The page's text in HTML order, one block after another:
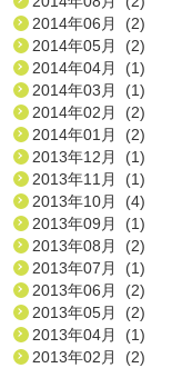
2014年06月 (2)
2014年05月 (2)
2014年04月 (1)
2014年03月 (1)
2014年02月 (2)
2014年01月 (2)
2013年12月 (1)
2013年11月 (1)
2013年10月 (4)
2013年09月 (1)
2013年08月 (2)
2013年07月 (1)
2013年06月 (2)
2013年05月 (2)
2013年04月 (1)
2013年02月 (2)